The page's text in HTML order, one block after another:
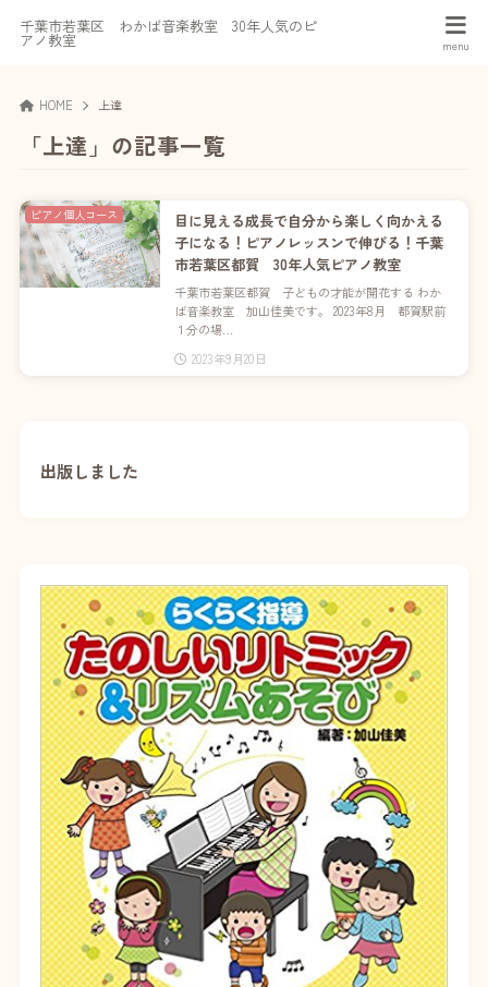
千葉市若葉区 わかば音楽教室 30年人気のピ
アノ教室
HOME 上達
「上達」の記事一覧
目に見える成長で自分から楽しく向かえる
子になる！ピアノレッスンで伸びる！千葉
市若葉区都賀 30年人気ピアノ教室
千葉市若葉区都賀 子どもの才能が開花する わか
ば音楽教室 加山佳美です。 2023年8月 都賀駅前
１分の場…
2023年9月20日
ピアノ個人コース
出版しました